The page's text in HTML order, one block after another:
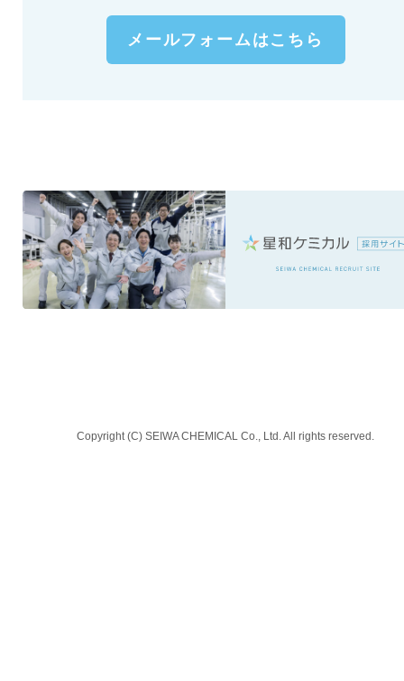
メールフォームはこちら
Copyright (C) SEIWA CHEMICAL Co., Ltd. All rights reserved.